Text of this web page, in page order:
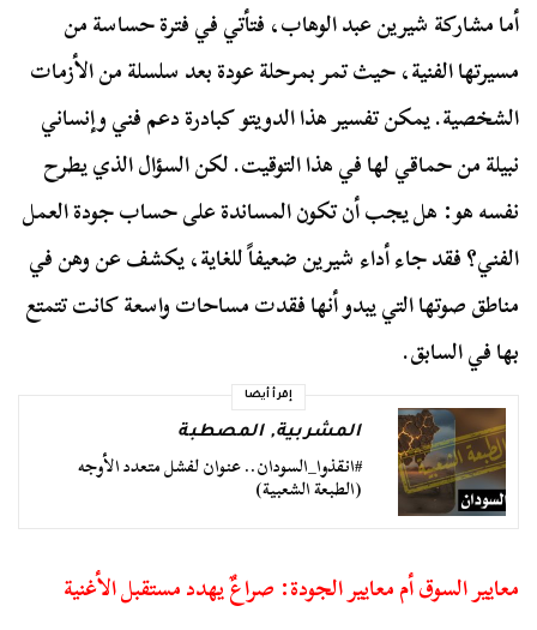
أما مشاركة شيرين عبد الوهاب، فتأتي في فترة حساسة من
مسيرتها الفنية، حيث تمر بمرحلة عودة بعد سلسلة من الأزمات
الشخصية. يمكن تفسير هذا الدويتو كبادرة دعم فني وإنساني
نبيلة من حماقي لها في هذا التوقيت. لكن السؤال الذي يطرح
نفسه هو: هل يجب أن تكون المساندة على حساب جودة العمل
الفني؟ فقد جاء أداء شيرين ضعيفاً للغاية، يكشف عن وهن في
مناطق صوتها التي يبدو أنها فقدت مساحات واسعة كانت تتمتع
بها في السابق.
إقرأ أيضا
المشربية,المصطبة
#انقذوا_السودان.. عنوان لفشل متعدد الأوجه
(الطبعة الشعبية)
معايير السوق أم معايير الجودة: صراعٌ يهدد مستقبل الأغنية